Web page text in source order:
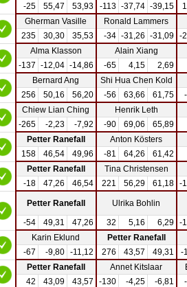
-25 55,47 53,93 -113 -37,74 -39,15
Gherman Vasille
Ronald Lammers
235 30,30 35,53 -34 -31,26 -31,09 -
Alma Klasson
Alain Xiang
-137 -12,04 -14,86 -65 4,15 2,69
Bernard Ang
Shi Hua Chen Kold
256 50,16 56,20 -56 63,66 61,75
Chiew Lian Ching
Henrik Leth
-265 -2,23 -7,92 -90 69,06 65,89
Petter Ranefall
Anton Kösters
158 46,54 49,96 -81 64,26 61,42
Petter Ranefall
Tina Christensen
-18 47,26 46,54 221 56,29 61,18 -
Petter Ranefall
Ulrika Bohlin
-54 49,31 47,26 32 5,16 6,29 -
Karin Eklund
Petter Ranefall
-67 -9,80 -11,12 276 43,57 49,31 -
Petter Ranefall Annet Kitslaar
42 43,09 43,57 -130 -4,25 -6,81